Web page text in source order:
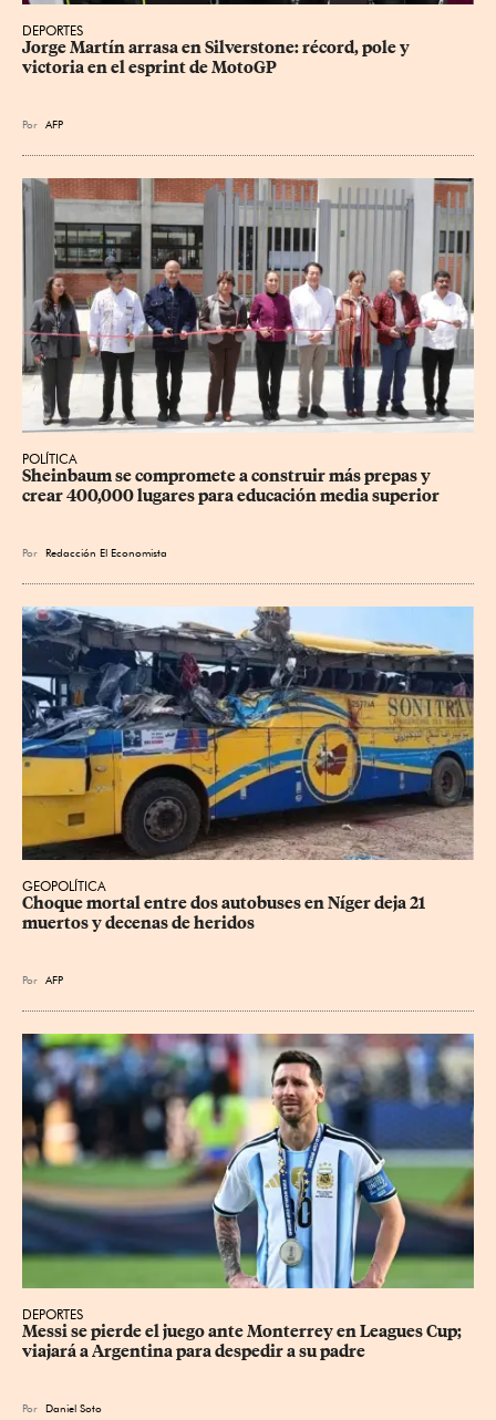
DEPORTES
Jorge Martín arrasa en Silverstone: récord, pole y
victoria en el esprint de MotoGP
Por AFP
POLÍTICA
Sheinbaum se compromete a construir más prepas y
crear 400,000 lugares para educación media superior
Por Redacción El Economista
GEOPOLÍTICA
Choque mortal entre dos autobuses en Níger deja 21
muertos y decenas de heridos
Por AFP
DEPORTES
Messi se pierde el juego ante Monterrey en Leagues Cup;
viajará a Argentina para despedir a su padre
Por Daniel Soto